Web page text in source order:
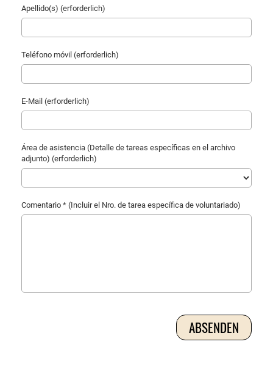
Apellido(s) (erforderlich)
Teléfono móvil (erforderlich)
E-Mail (erforderlich)
Área de asistencia (Detalle de tareas específicas en el archivo
adjunto) (erforderlich)
Comentario * (Incluir el Nro. de tarea específica de voluntariado)